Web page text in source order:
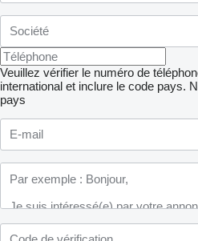
Veuillez vérifier le numéro de
international et inclure le code pays.
pays